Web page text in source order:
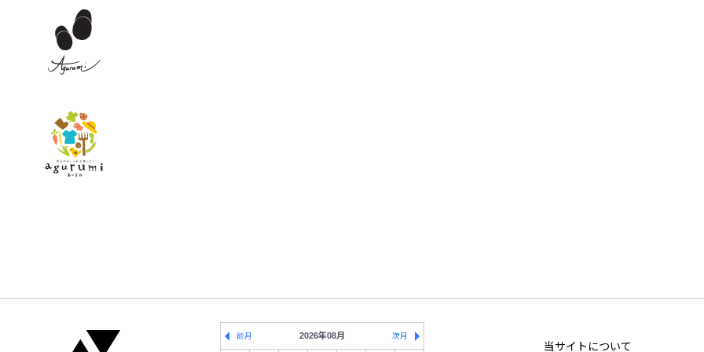
2026年08月
前月 次月
当サイトについて